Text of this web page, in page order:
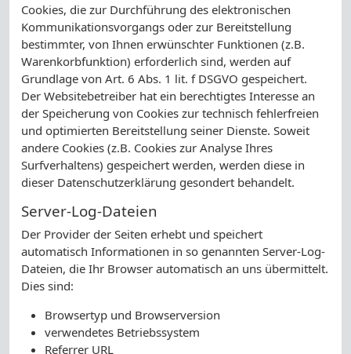
Cookies, die zur Durchführung des elektronischen
Kommunikationsvorgangs oder zur Bereitstellung
bestimmter, von Ihnen erwünschter Funktionen (z.B.
Warenkorbfunktion) erforderlich sind, werden auf
Grundlage von Art. 6 Abs. 1 lit. f DSGVO gespeichert.
Der Websitebetreiber hat ein berechtigtes Interesse an
der Speicherung von Cookies zur technisch fehlerfreien
und optimierten Bereitstellung seiner Dienste. Soweit
andere Cookies (z.B. Cookies zur Analyse Ihres
Surfverhaltens) gespeichert werden, werden diese in
dieser Datenschutzerklärung gesondert behandelt.
Server-Log-Dateien
Der Provider der Seiten erhebt und speichert
automatisch Informationen in so genannten Server-Log-
Dateien, die Ihr Browser automatisch an uns übermittelt.
Dies sind:
Browsertyp und Browserversion
verwendetes Betriebssystem
Referrer URL